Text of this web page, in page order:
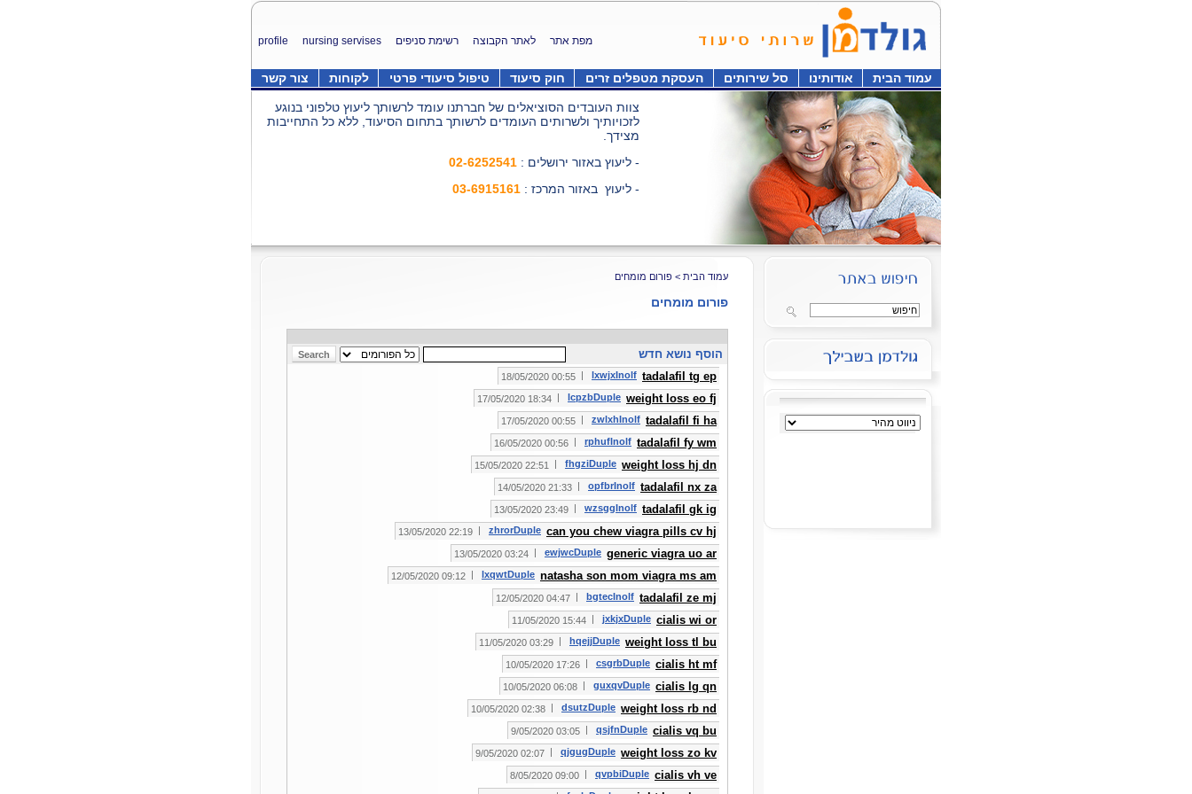
מפת אתר לאתר הקבוצה רשימת סניפים nursing servises
profile
עמוד הבית אודותינו סל שירותים העסקת מטפלים זרים חוק סיעוד טיפול סיעודי פרטי לקוחות צור קשר
צוות העובדים הסוציאלים של חברתנו עומד לרשותך ליעוץ טלפוני בנוגע
לזכויותיך ולשרותים העומדים לרשותך בתחום הסיעוד, ללא כל התחייבות
מצידך.
- ליעוץ באזור ירושלים : 02-6252541
- ליעוץ באזור המרכז : 03-6915161
עמוד הבית > פורום מומחים
פורום מומחים
הוסף נושא חדש
tadalafil tg ep
lxwjxInolf
|
00:55 18/05/2020
weight loss eo fj
lcpzbDuple
|
18:34 17/05/2020
tadalafil fi ha
zwlxhInolf
|
00:55 17/05/2020
tadalafil fy wm
rphufInolf
|
00:56 16/05/2020
weight loss hj dn
fhgziDuple
|
22:51 15/05/2020
tadalafil nx za
opfbrInolf
|
21:33 14/05/2020
tadalafil gk ig
wzsggInolf
|
23:49 13/05/2020
can you chew viagra pills cv hj
zhrorDuple
|
22:19 13/05/2020
generic viagra uo ar
ewjwcDuple
|
03:24 13/05/2020
natasha son mom viagra ms am
lxqwtDuple
|
09:12 12/05/2020
tadalafil ze mj
bgtecInolf
|
04:47 12/05/2020
cialis wi or
jxkjxDuple
|
15:44 11/05/2020
weight loss tl bu
hqejjDuple
|
03:29 11/05/2020
cialis ht mf
csgrbDuple
|
17:26 10/05/2020
cialis lg qn
guxqvDuple
|
06:08 10/05/2020
weight loss rb nd
dsutzDuple
|
02:38 10/05/2020
cialis vq bu
qsjfnDuple
|
03:05 9/05/2020
weight loss zo kv
qjgugDuple
|
02:07 9/05/2020
cialis vh ve
qvpbiDuple
|
09:00 8/05/2020